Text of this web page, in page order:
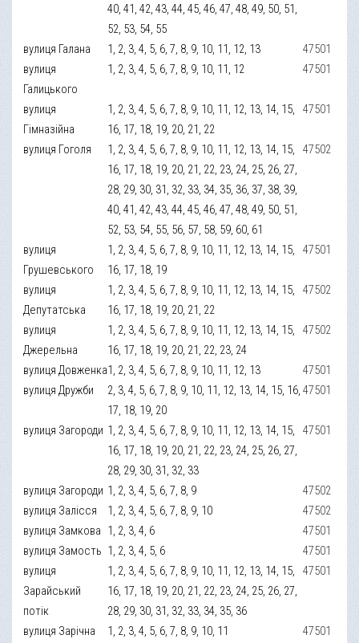
40, 41, 42, 43, 44, 45, 46, 47, 48, 49, 50, 51,
52, 53, 54, 55
вулиця Галана 1, 2, 3, 4, 5, 6, 7, 8, 9, 10, 11, 12, 13
47501
вулиця
Галицького
1, 2, 3, 4, 5, 6, 7, 8, 9, 10, 11, 12 47501
вулиця
Гімназійна
1, 2, 3, 4, 5, 6, 7, 8, 9, 10, 11, 12, 13, 14, 15,
16, 17, 18, 19, 20, 21, 22
47501
вулиця Гоголя
1, 2, 3, 4, 5, 6, 7, 8, 9, 10, 11, 12, 13, 14, 15,
16, 17, 18, 19, 20, 21, 22, 23, 24, 25, 26, 27,
28, 29, 30, 31, 32, 33, 34, 35, 36, 37, 38, 39,
40, 41, 42, 43, 44, 45, 46, 47, 48, 49, 50, 51,
52, 53, 54, 55, 56, 57, 58, 59, 60, 61
47502
вулиця
Грушевського
1, 2, 3, 4, 5, 6, 7, 8, 9, 10, 11, 12, 13, 14, 15,
16, 17, 18, 19
47501
вулиця
Депутатська
1, 2, 3, 4, 5, 6, 7, 8, 9, 10, 11, 12, 13, 14, 15,
16, 17, 18, 19, 20, 21, 22
47502
вулиця
Джерельна
1, 2, 3, 4, 5, 6, 7, 8, 9, 10, 11, 12, 13, 14, 15,
16, 17, 18, 19, 20, 21, 22, 23, 24
47502
вулиця Довженка1, 2, 3, 4, 5, 6, 7, 8, 9, 10, 11, 12, 13
47501
вулиця Дружби
2, 3, 4, 5, 6, 7, 8, 9, 10, 11, 12, 13, 14, 15, 16,
17, 18, 19, 20
47501
вулиця Загороди 1, 2, 3, 4, 5, 6, 7, 8, 9, 10, 11, 12, 13, 14, 15,
16, 17, 18, 19, 20, 21, 22, 23, 24, 25, 26, 27,
28, 29, 30, 31, 32, 33
47501
вулиця Загороди 1, 2, 3, 4, 5, 6, 7, 8, 9
47502
вулиця Залісся
1, 2, 3, 4, 5, 6, 7, 8, 9, 10
47502
вулиця Замкова 1, 2, 3, 4, 6
47501
вулиця Замость 1, 2, 3, 4, 5, 6
47501
вулиця
Зарайський
потік
1, 2, 3, 4, 5, 6, 7, 8, 9, 10, 11, 12, 13, 14, 15,
16, 17, 18, 19, 20, 21, 22, 23, 24, 25, 26, 27,
28, 29, 30, 31, 32, 33, 34, 35, 36
47501
вулиця Зарічна 1, 2, 3, 4, 5, 6, 7, 8, 9, 10, 11 47501